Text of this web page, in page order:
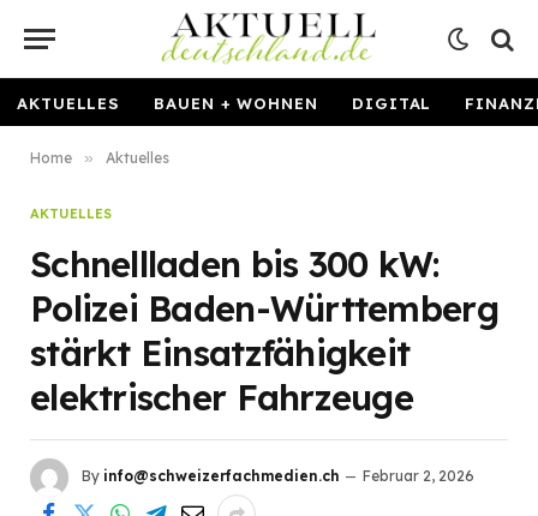
AKTUELLES BAUEN + WOHNEN DIGITAL
Home » Aktuelles
AKTUELLES
Schnellladen bis 300 kW:
Polizei Baden-Württemberg
stärkt Einsatzfähigkeit
elektrischer Fahrzeuge
By info@schweizerfachmedien.ch Februar 2, 2026